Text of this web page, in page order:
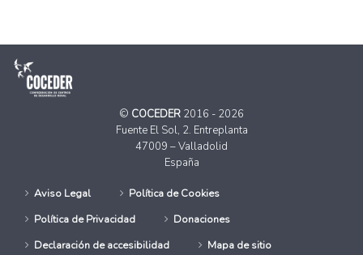
© COCEDER 2016 - 2026
Fuente El Sol, 2. Entreplanta
47009 – Valladolid
España
Aviso Legal
Política de Cookies
Política de Privacidad
Donaciones
Declaración de accesibilidad
Mapa de sitio